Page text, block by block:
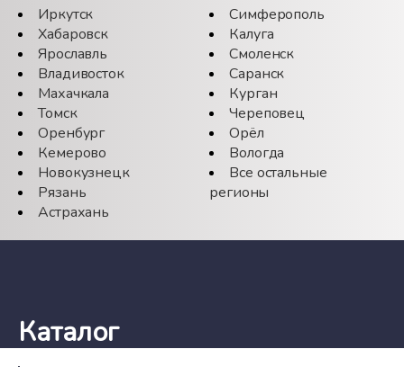
Иркутск
Хабаровск
Ярославль
Владивосток
Махачкала
Томск
Оренбург
Кемерово
Новокузнецк
Рязань
Астрахань
Симферополь
Калуга
Смоленск
Саранск
Курган
Череповец
Орёл
Вологда
Все остальные
регионы
Каталог